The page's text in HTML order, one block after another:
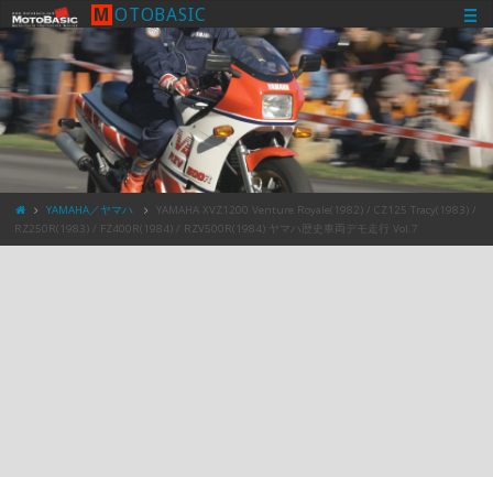
M OTOBASIC
YAMAHA／ヤマハ
YAMAHA XVZ1200 Venture Royale(1982) / CZ125 Tracy(1983) /
RZ250R(1983) / FZ400R(1984) / RZV500R(1984) ヤマハ歴史車両デモ走行 Vol.7